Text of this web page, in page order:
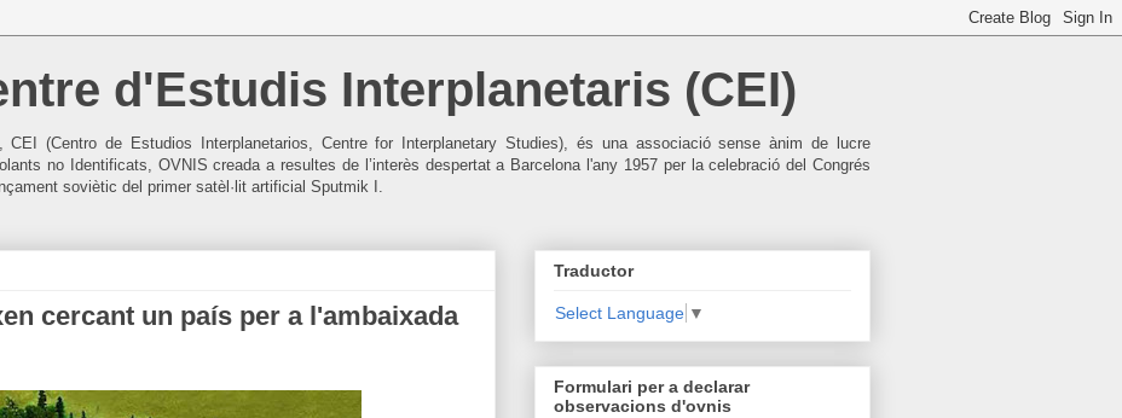
d'Estudis Interplanetaris (CEI)
CEI (Centro de Estudios Interplanetarios, Centre for Interplanetary Studies), és una associació sense ànim de lucre
no Identificats, OVNIS creada a resultes de l’interès despertat a Barcelona l'any 1957 per la celebració del Congrés
soviètic del primer satèl·lit artificial Sputmik I.
cercant un país per a l'ambaixada
Traductor
Select Language ▼
Formulari per a declarar
observacions d'ovnis